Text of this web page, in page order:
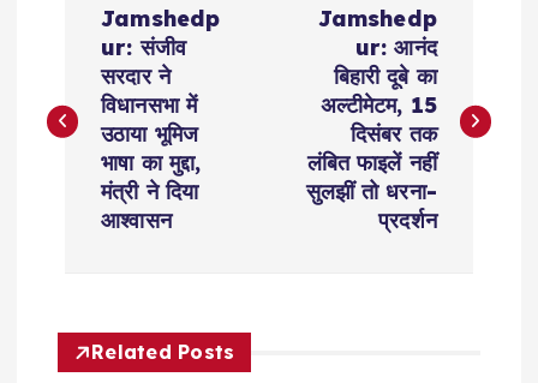
s
v
Jamshedp
ur: संजीव
सरदार ने
विधानसभा में
उठाया भूमिज
भाषा का मुद्दा,
मंत्री ने दिया
आश्वासन
Jamshedp
ur: आनंद
बिहारी दूबे का
अल्टीमेटम, 15
दिसंबर तक
लंबित फाइलें नहीं
सुलझीं तो धरना-
प्रदर्शन
Related Posts